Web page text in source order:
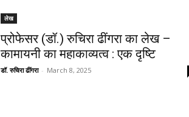
लेख
प्रोफेसर (डॉ.) रुचिरा ढींगरा का लेख –
कामायनी का महाकाव्यत्व : एक दृष्टि
डॉ. रुचिरा ढींगरा - March 8, 2025